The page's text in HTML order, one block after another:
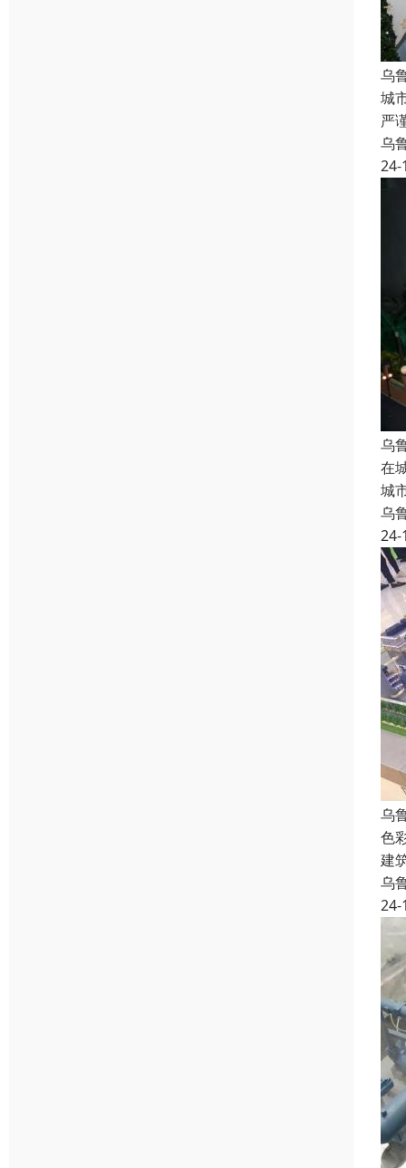
乌
城
严
乌
24-
乌
在
城
乌
24-
乌
色
建
乌
24-